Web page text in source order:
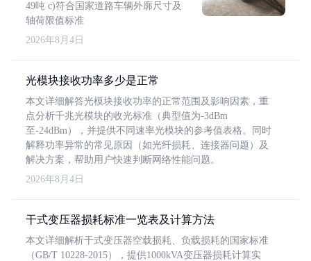
49吨 c)符合国家道路车辆外廓尺寸及
轴荷限值标准
2026年8月4日
光模块接收功率多少是正常
本文详细解答光模块接收功率的正常范围及影响因素，重
点分析千兆光模块的收光标准（典型值为-3dBm
至-24dBm），并提供不同速率光模块的参考值表格。同时
解释功率异常的常见原因（如光纤损耗、连接器问题）及
解决方案，帮助用户快速判断网络性能问题。
2026年8月4日
干式变压器损耗标准一览表及计算方法
本文详细解析干式变压器空载损耗、负载损耗的国家标准
（GB/T 10228-2015），提供1000kVA变压器损耗计算实